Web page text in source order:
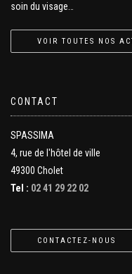
soin du visage…
VOIR TOUTES NOS
CONTACT
SPASSIMA
4, rue de l'hôtel de ville
49300 Cholet
Tel : 02 41 29 22 02
CONTACTEZ-NOUS